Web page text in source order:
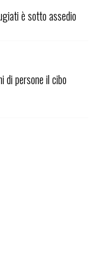
è sotto assedio
di persone il cibo